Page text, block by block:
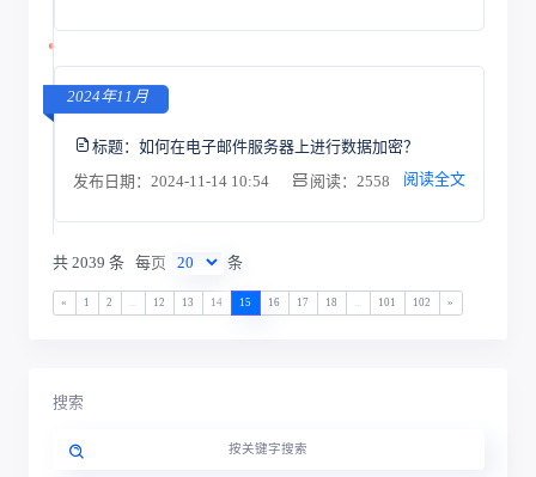
2024年11月
标题： 如何在电子邮件服务器上进行数据加密？
发布日期：2024-11-14 10:54
阅读：2558 阅读全文
共 2039 条 每页 条
« 1 2 12 13 14 15 16 17 18 101 102 »
搜索